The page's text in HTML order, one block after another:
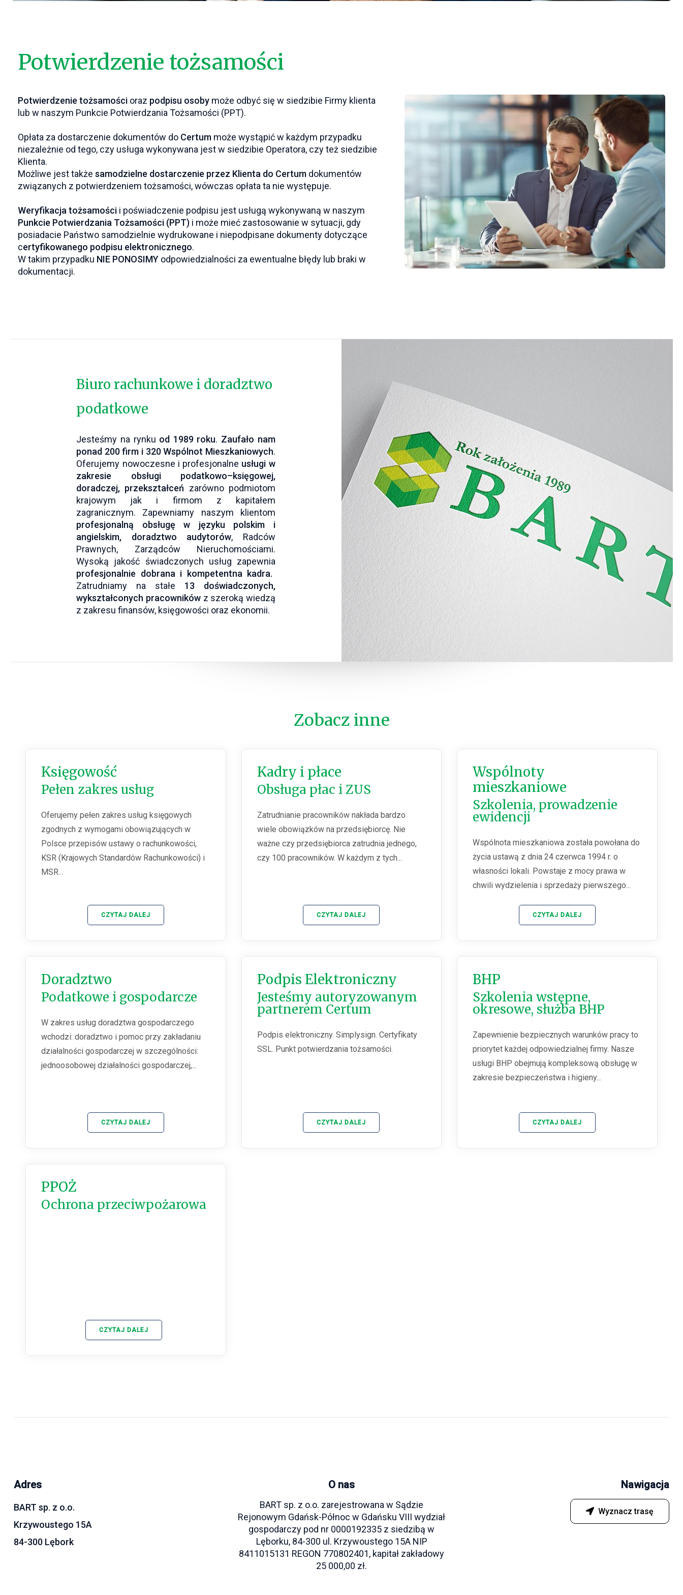
Potwierdzenie tożsamości
Potwierdzenie tożsamości oraz podpisu osoby może odbyć się w siedzibie Firmy klienta
lub w naszym Punkcie Potwierdzania Tożsamości (PPT).
Opłata za dostarczenie dokumentów do Certum może wystąpić w każdym przypadku
niezależnie od tego, czy usługa wykonywana jest w siedzibie Operatora, czy też siedzibie
Klienta.
Możliwe jest także samodzielne dostarczenie przez Klienta do Certum dokumentów
związanych z potwierdzeniem tożsamości, wówczas opłata ta nie występuje.
Weryfikacja tożsamości i poświadczenie podpisu jest usługą wykonywaną w naszym
Punkcie Potwierdzania Tożsamości (PPT) i może mieć zastosowanie w sytuacji, gdy
posiadacie Państwo samodzielnie wydrukowane i niepodpisane dokumenty dotyczące
certyfikowanego podpisu elektronicznego.
W takim przypadku NIE PONOSIMY odpowiedzialności za ewentualne błędy lub braki w
dokumentacji.
Biuro rachunkowe i doradztwo
podatkowe
Jesteśmy na rynku od 1989 roku. Zaufało nam
ponad 200 firm i 320 Wspólnot Mieszkaniowych.
Oferujemy nowoczesne i profesjonalne usługi w
zakresie obsługi podatkowo–księgowej,
doradczej, przekształceń zarówno podmiotom
krajowym jak i firmom z kapitałem
zagranicznym. Zapewniamy naszym klientom
profesjonalną obsługę w języku polskim i
angielskim, doradztwo audytorów, Radców
Prawnych, Zarządców Nieruchomościami.
Wysoką jakość świadczonych usług zapewnia
profesjonalnie dobrana i kompetentna kadra.
Zatrudniamy na stałe 13 doświadczonych,
wykształconych pracownikówz szeroką wiedzą
z zakresu finansów, księgowości oraz ekonomii.
Zobacz inne
Księgowość
Pełen zakres usług
Oferujemy pełen zakres usług księgowych
zgodnych z wymogami obowiązujących w
Polsce przepisów ustawy o rachunkowości,
KSR (Krajowych Standardów Rachunkowości) i
MSR...
CZYTAJ DALEJ
Kadry i płace
Obsługa płac i ZUS
Zatrudnianie pracowników nakłada bardzo
wiele obowiązków na przedsiębiorcę. Nie
ważne czy przedsiębiorca zatrudnia jednego,
czy 100 pracowników. W każdym z tych...
CZYTAJ DALEJ
Wspólnoty
mieszkaniowe
Szkolenia, prowadzenie
ewidencji
Wspólnota mieszkaniowa została powołana do
życia ustawą z dnia 24 czerwca 1994 r. o
własności lokali. Powstaje z mocy prawa w
chwili wydzielenia i sprzedaży pierwszego...
CZYTAJ DALEJ
Doradztwo
Podatkowe i gospodarcze
W zakres usług doradztwa gospodarczego
wchodzi: doradztwo i pomoc przy zakładaniu
działalności gospodarczej w szczególności:
jednoosobowej działalności gospodarczej,...
CZYTAJ DALEJ
Podpis Elektroniczny
Jesteśmy autoryzowanym
partnerem Certum
Podpis elektroniczny. Simplysign. Certyfikaty
SSL. Punkt potwierdzania tożsamości.
CZYTAJ DALEJ
BHP
Szkolenia wstępne,
okresowe, służba BHP
Zapewnienie bezpiecznych warunków pracy to
priorytet każdej odpowiedzialnej firmy. Nasze
usługi BHP obejmują kompleksową obsługę w
zakresie bezpieczeństwa i higieny...
CZYTAJ DALEJ
PPOŻ
Ochrona przeciwpożarowa
CZYTAJ DALEJ
Adres
BART sp. z o.o.
Krzywoustego 15A
84-300 Lębork
O nas
BART sp. z o.o. zarejestrowana w Sądzie
Rejonowym Gdańsk-Północ w Gdańsku VIII wydział
gospodarczy pod nr 0000192335 z siedzibą w
Lęborku, 84-300 ul. Krzywoustego 15A NIP
8411015131 REGON 770802401, kapitał zakładowy
25 000,00 zł.
Nawigacja
Wyznacz trasę